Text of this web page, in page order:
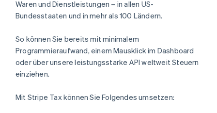
Waren und Dienstleistungen – in allen US-
Bundesstaaten und in mehr als 100 Ländern.
So können Sie bereits mit minimalem
Programmieraufwand, einem Mausklick im Dashboard
oder über unsere leistungsstarke API weltweit Steuern
einziehen.
Mit Stripe Tax können Sie Folgendes umsetzen: